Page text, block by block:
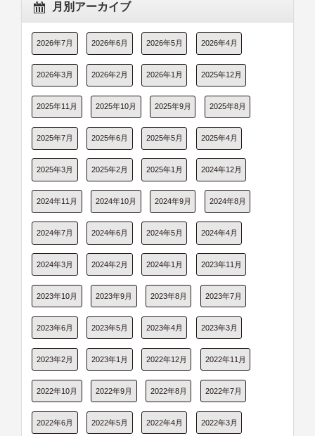
月別アーカイブ
2026年7月 2026年6月 2026年5月 2026年4月
2026年3月 2026年2月 2026年1月 2025年12月
2025年11月 2025年10月 2025年9月 2025年8月
2025年7月 2025年6月 2025年5月 2025年4月
2025年3月 2025年2月 2025年1月 2024年12月
2024年11月 2024年10月 2024年9月 2024年8月
2024年7月 2024年6月 2024年5月 2024年4月
2024年3月 2024年2月 2024年1月 2023年11月
2023年10月 2023年9月 2023年8月 2023年7月
2023年6月 2023年5月 2023年4月 2023年3月
2023年2月 2023年1月 2022年12月 2022年11月
2022年10月 2022年9月 2022年8月 2022年7月
2022年6月 2022年5月 2022年4月 2022年3月